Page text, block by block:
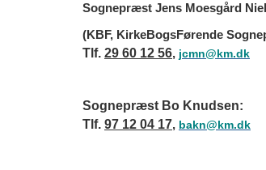
Sognepræst Jens Moesgård
(KBF, KirkeBogsFørende
Tlf. 29 60 12 56, jcmn@km.dk
Sognepræst Bo Knudsen:
Tlf. 97 12 04 17, bakn@km.dk